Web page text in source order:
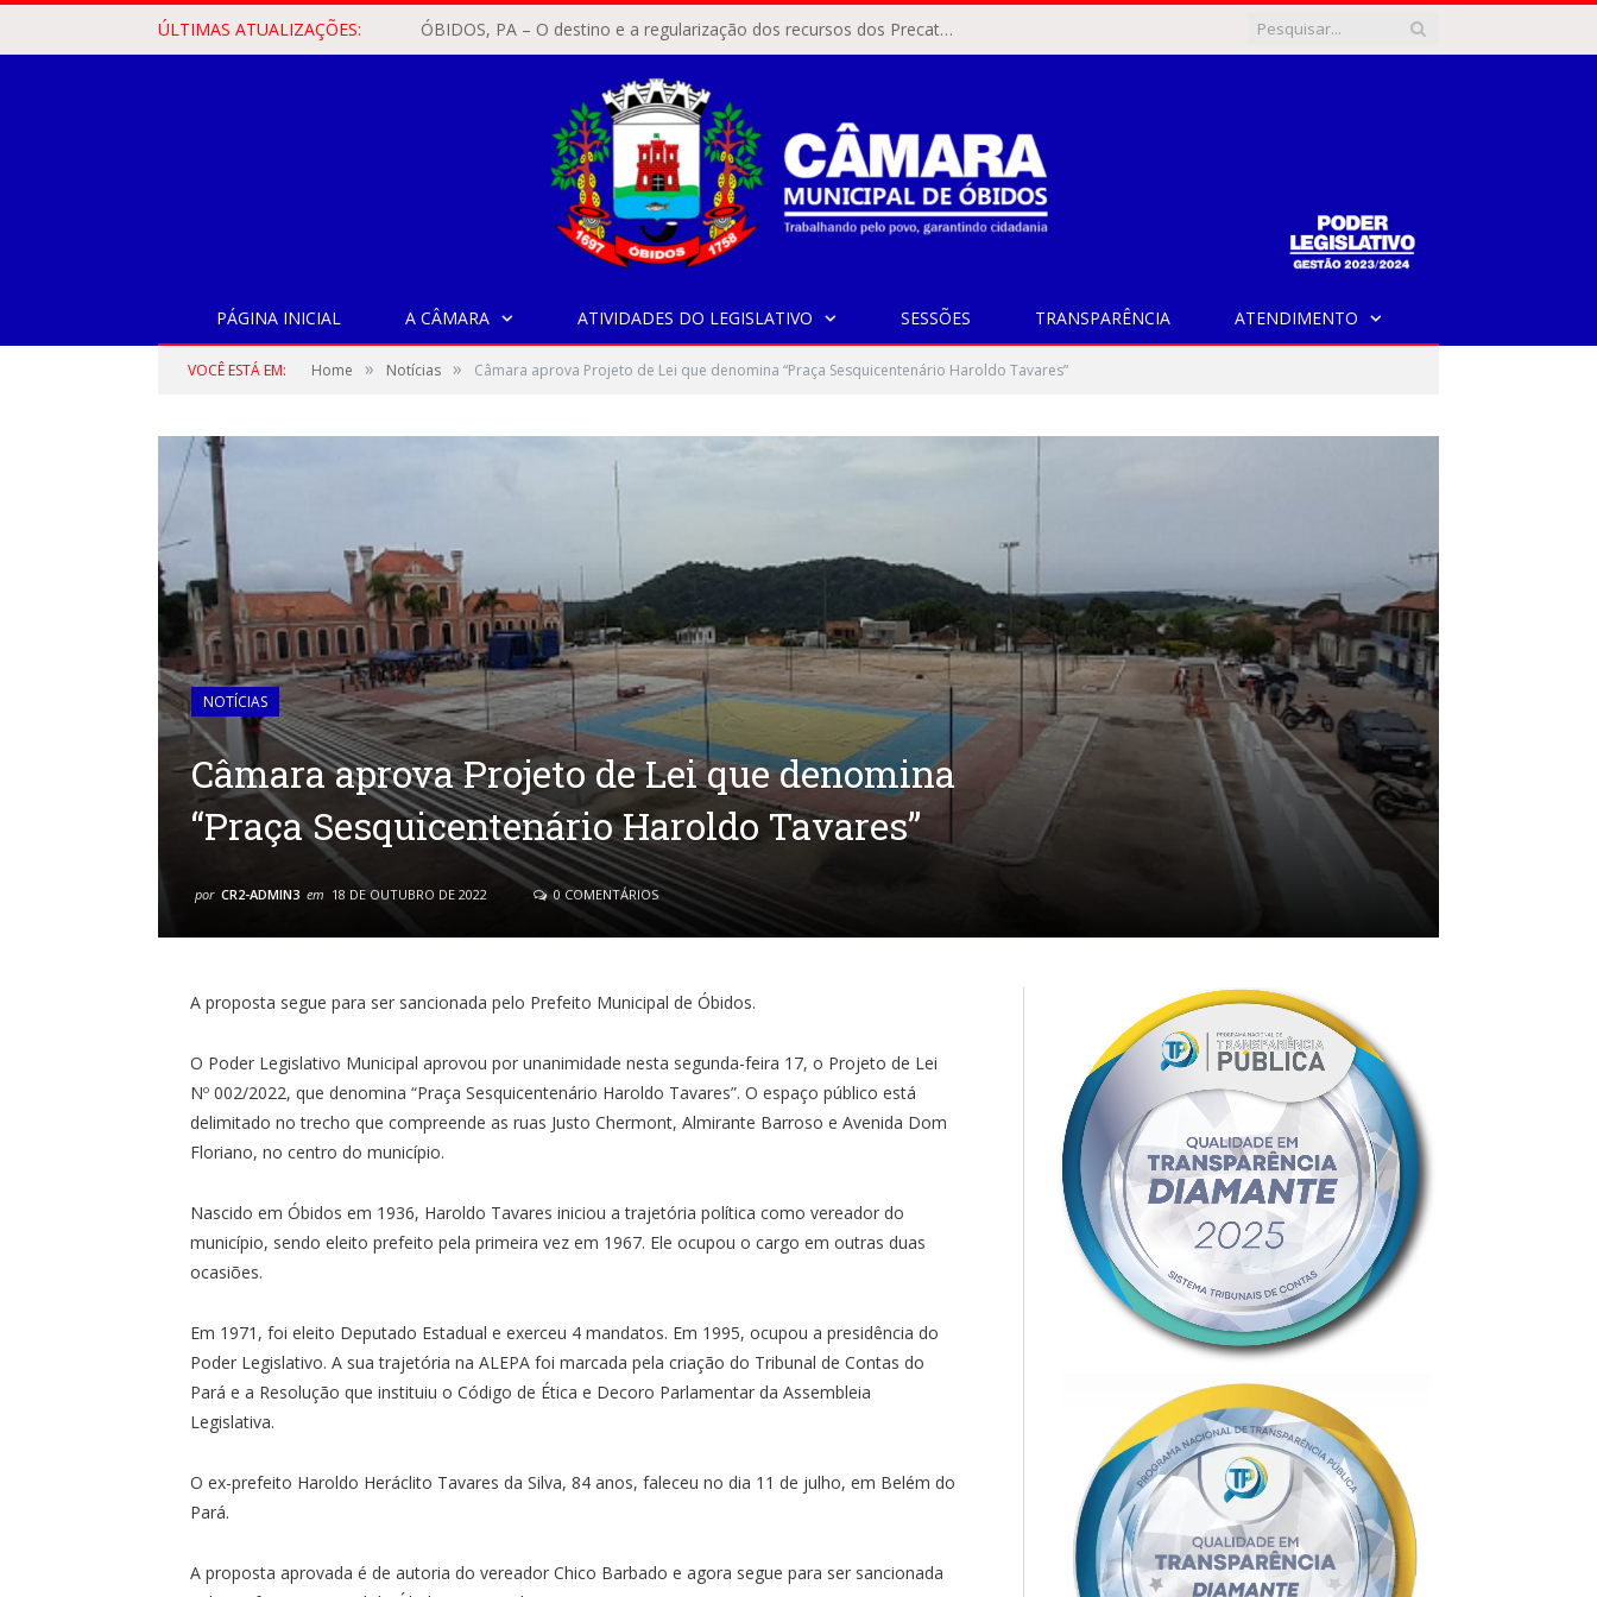
ÚLTIMAS ATUALIZAÇÕES: ÓBIDOS, PA – O destino e a regularização dos recursos dos Precatórios do FUNDEF (Fundo de Manutenção e Desenvolvimento do Ensino Fundamental e de Valorização do Magistério) voltaram a pautar as discussões na Câmara Municipal de Óbidos.
PÁGINA INICIAL A CÂMARA ATIVIDADES DO LEGISLATIVO SESSÕES TRANSPARÊNCIA ATENDIMENTO
VOCÊ ESTÁ EM: Home » Notícias » Câmara aprova Projeto de Lei que denomina “Praça Sesquicentenário Haroldo Tavares”
NOTÍCIAS
Câmara aprova Projeto de Lei que denomina
“Praça Sesquicentenário Haroldo Tavares”
por CR2-ADMIN3 em 18 DE OUTUBRO DE 2022 0 COMENTÁRIOS
A proposta segue para ser sancionada pelo Prefeito Municipal de Óbidos.
O Poder Legislativo Municipal aprovou por unanimidade nesta segunda-feira 17, o Projeto de Lei
Nº 002/2022, que denomina “Praça Sesquicentenário Haroldo Tavares”. O espaço público está
delimitado no trecho que compreende as ruas Justo Chermont, Almirante Barroso e Avenida Dom
Floriano, no centro do município.
Nascido em Óbidos em 1936, Haroldo Tavares iniciou a trajetória política como vereador do
município, sendo eleito prefeito pela primeira vez em 1967. Ele ocupou o cargo em outras duas
ocasiões.
Em 1971, foi eleito Deputado Estadual e exerceu 4 mandatos. Em 1995, ocupou a presidência do
Poder Legislativo. A sua trajetória na ALEPA foi marcada pela criação do Tribunal de Contas do
Pará e a Resolução que instituiu o Código de Ética e Decoro Parlamentar da Assembleia
Legislativa.
O ex-prefeito Haroldo Heráclito Tavares da Silva, 84 anos, faleceu no dia 11 de julho, em Belém do
Pará.
A proposta aprovada é de autoria do vereador Chico Barbado e agora segue para ser sancionada